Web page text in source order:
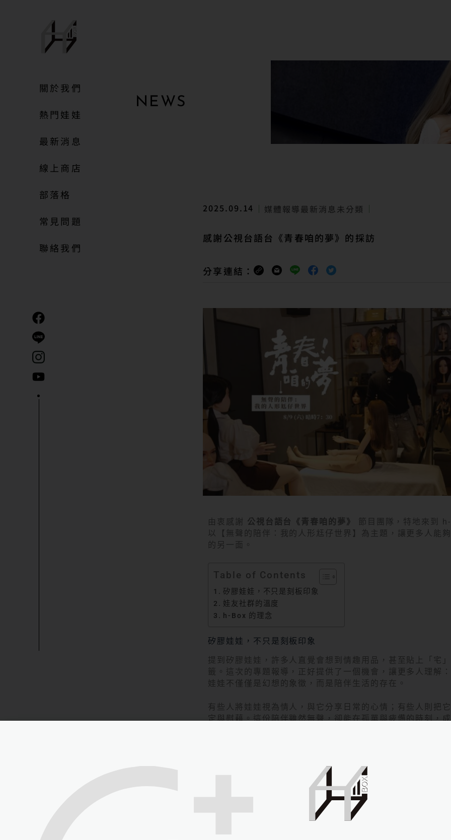
關於我們
熱門娃娃
最新消息
線上商店
部落格
常見問題
聯絡我們
NEWS
2025.09.14 媒體報導最新消息未分類
感謝公視台語台《青春咱的夢》的採訪
分享連結：
由衷感謝 公視台語台《青春咱的夢》
節目團隊，特地來到
以【無聲的陪伴：我的人形尪仔世界】為主題，讓更多人能
的另一面。
Table of Contents
矽膠娃娃，不只是刻板印象
娃友社群的溫度
h-Box 的理念
矽膠娃娃，不只是刻板印象
提到矽膠娃娃，許多人直覺會想到情趣用品，甚至貼上「宅
籤。這次的專題報導，正好提供了一個機會，讓更多人理解
娃娃不僅僅是幻想的象徵，而是陪伴生活的存在。
有些人將娃娃視為情人，與它分享日常的心情；有些人則把
定與慰藉。這份陪伴雖然無聲，卻能在孤單與疲憊的時刻，
片、設計服飾，甚至舉辦小型展覽與交流聚會。
在這些互動中，娃娃不只是靜止的物品，而成為承載情感的
鳴與歸屬。
這也是我們特別感謝公視台語台的原因：因為透過媒體的呈